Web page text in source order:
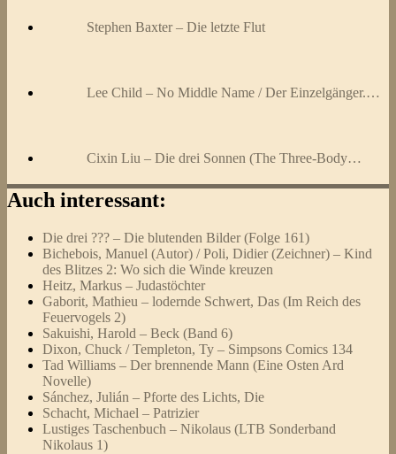
Stephen Baxter – Die letzte Flut
Lee Child – No Middle Name / Der Einzelgänger.…
Cixin Liu – Die drei Sonnen (The Three-Body…
Auch interessant:
Die drei ??? – Die blutenden Bilder (Folge 161)
Bichebois, Manuel (Autor) / Poli, Didier (Zeichner) – Kind
des Blitzes 2: Wo sich die Winde kreuzen
Heitz, Markus – Judastöchter
Gaborit, Mathieu – lodernde Schwert, Das (Im Reich des
Feuervogels 2)
Sakuishi, Harold – Beck (Band 6)
Dixon, Chuck / Templeton, Ty – Simpsons Comics 134
Tad Williams – Der brennende Mann (Eine Osten Ard
Novelle)
Sánchez, Julián – Pforte des Lichts, Die
Schacht, Michael – Patrizier
Lustiges Taschenbuch – Nikolaus (LTB Sonderband
Nikolaus 1)